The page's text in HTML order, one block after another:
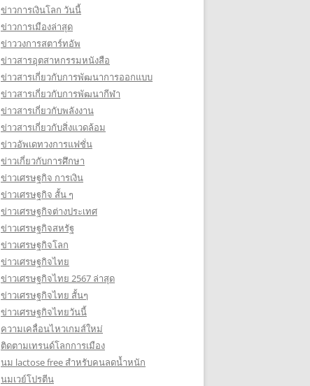
ข่าวการเงินโลก วันนี้
ข่าวการเมืองล่าสุด
ข่าววงการสตาร์ทอัพ
ข่าวสารอุตสาหกรรมหนังสือ
ข่าวสารเกี่ยวกับการพัฒนาการออกแบบ
ข่าวสารเกี่ยวกับการพัฒนากีฬา
ข่าวสารเกี่ยวกับพลังงาน
ข่าวสารเกี่ยวกับสิ่งแวดล้อม
ข่าวอัพเดทวงการแฟชั่น
ข่าวเกี่ยวกับการศึกษา
ข่าวเศรษฐกิจ การเงิน
ข่าวเศรษฐกิจ สั้น ๆ
ข่าวเศรษฐกิจต่างประเทศ
ข่าวเศรษฐกิจสหรัฐ
ข่าวเศรษฐกิจโลก
ข่าวเศรษฐกิจไทย
ข่าวเศรษฐกิจไทย 2567 ล่าสุด
ข่าวเศรษฐกิจไทย สั้นๆ
ข่าวเศรษฐกิจไทยวันนี้
ความเคลื่อนไหวเกมส์ใหม่
ติดตามเทรนด์โลกการเมือง
นม lactose free สำหรับคนลดน้ำหนัก
นมเวย์โปรตีน